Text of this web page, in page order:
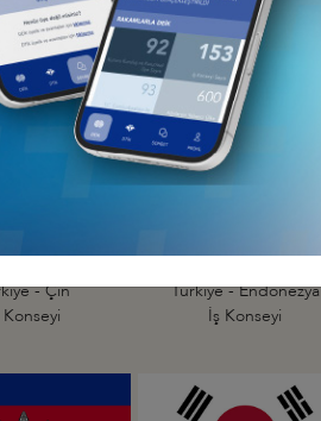
Türkiye - Latin Amerika ve
Karayipler İş Konseyleri
Sektörel
İş Konseyleri
- Çin
Konseyi
Türkiye - Endonezya
İş Konseyi